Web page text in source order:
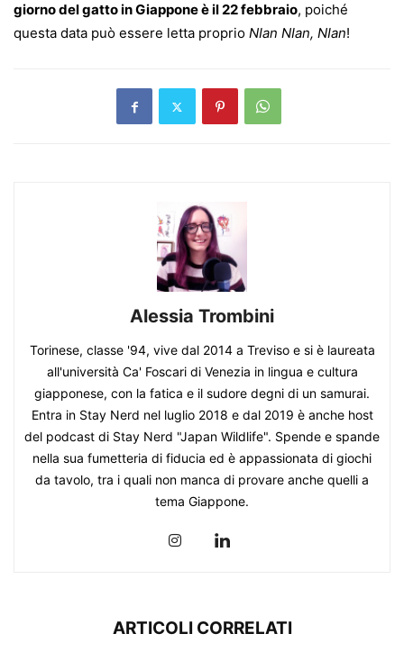
giorno del gatto in Giappone è il 22 febbraio, poiché
questa data può essere letta proprio NIan NIan, NIan!
Alessia Trombini
Torinese, classe '94, vive dal 2014 a Treviso e si è laureata
all'università Ca' Foscari di Venezia in lingua e cultura
giapponese, con la fatica e il sudore degni di un samurai.
Entra in Stay Nerd nel luglio 2018 e dal 2019 è anche host
del podcast di Stay Nerd "Japan Wildlife". Spende e spande
nella sua fumetteria di fiducia ed è appassionata di giochi
da tavolo, tra i quali non manca di provare anche quelli a
tema Giappone.
ARTICOLI CORRELATI